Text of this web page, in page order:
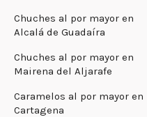
Chuches al por mayor en
Alcalá de Guadaíra
Chuches al por mayor en
Mairena del Aljarafe
Caramelos al por mayor en
Cartagena